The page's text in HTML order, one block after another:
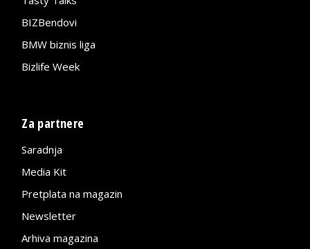
BIZBendovi
BMW biznis liga
Bizlife Week
Za partnere
Saradnja
Media Kit
Pretplata na magazin
Newsletter
Arhiva magazina